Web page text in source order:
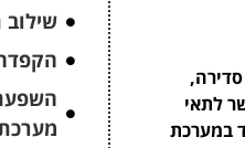
לתאי
במערכת